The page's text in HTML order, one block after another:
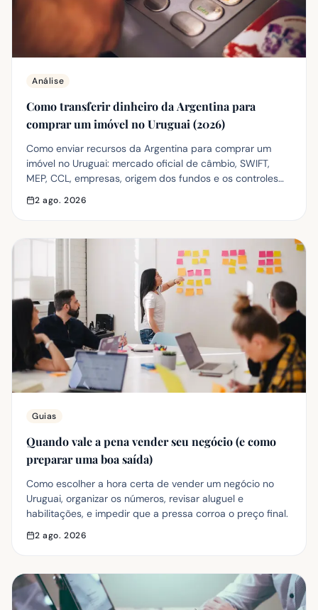
Análise
Como transferir dinheiro da Argentina para
comprar um imóvel no Uruguai (2026)
Como enviar recursos da Argentina para comprar um
imóvel no Uruguai: mercado oficial de câmbio, SWIFT,
MEP, CCL, empresas, origem dos fundos e os controles
bancários em vigor em 2026.
2 ago. 2026
Guias
Quando vale a pena vender seu negócio (e como
preparar uma boa saída)
Como escolher a hora certa de vender um negócio no
Uruguai, organizar os números, revisar aluguel e
habilitações, e impedir que a pressa corroa o preço final.
2 ago. 2026